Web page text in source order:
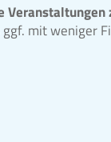
mit weniger